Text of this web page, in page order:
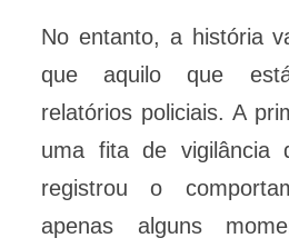
No entanto, a história
que aquilo que
relatórios policiais. A
uma fita de vigilância
registrou o
apenas alguns